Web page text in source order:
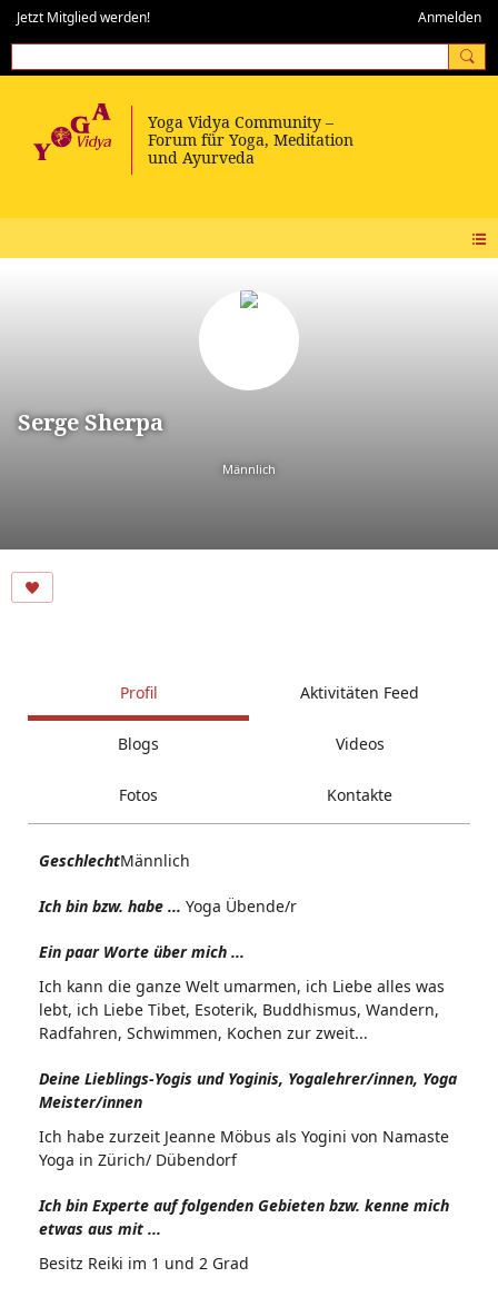
Jetzt Mitglied werden! Anmelden
Serge Sherpa
Männlich
Profil Aktivitäten Feed
Blogs Videos
Fotos Kontakte
GeschlechtMännlich
Ich bin bzw. habe ... Yoga Übende/r
Ein paar Worte über mich ...
Ich kann die ganze Welt umarmen, ich Liebe alles was
lebt, ich Liebe Tibet, Esoterik, Buddhismus, Wandern,
Radfahren, Schwimmen, Kochen zur zweit...
Deine Lieblings-Yogis und Yoginis, Yogalehrer/innen, Yoga
Meister/innen
Ich habe zurzeit Jeanne Möbus als Yogini von Namaste
Yoga in Zürich/ Dübendorf
Ich bin Experte auf folgenden Gebieten bzw. kenne mich
etwas aus mit ...
Besitz Reiki im 1 und 2 Grad